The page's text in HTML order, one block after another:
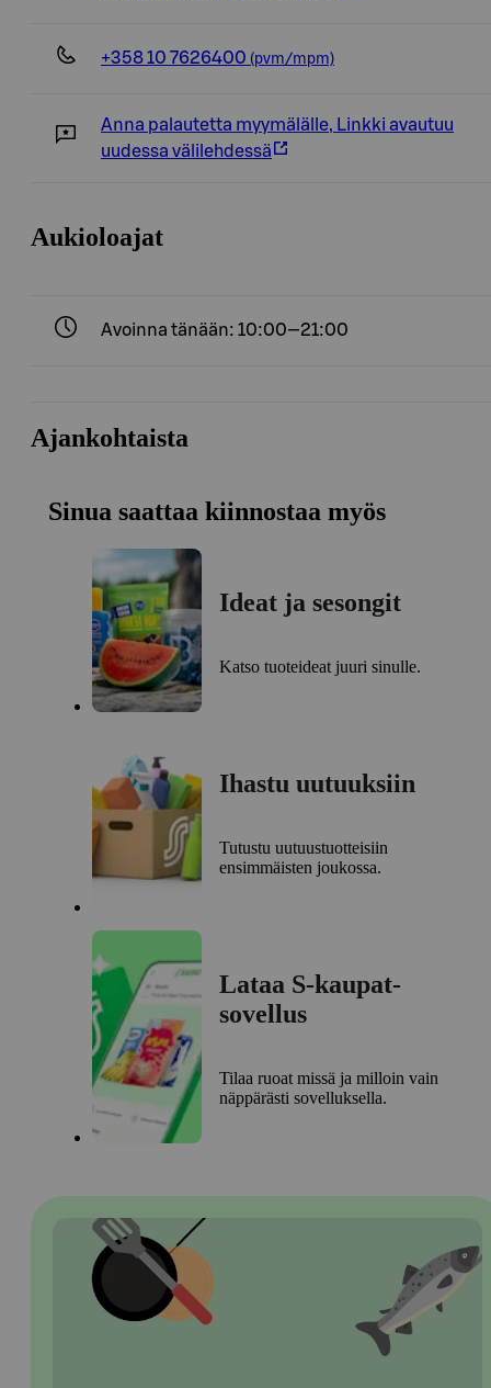
+358 10 7626400 (pvm/mpm)
Anna palautetta myymälälle, Linkki avautuu
uudessa välilehdessä
Aukioloajat
Avoinna tänään: 10:00—21:00
Ajankohtaista
Sinua saattaa kiinnostaa myös
Ideat ja sesongit
Katso tuoteideat juuri sinulle.
Ihastu uutuuksiin
Tutustu uutuustuotteisiin
ensimmäisten joukossa.
Lataa S-kaupat-
sovellus
Tilaa ruoat missä ja milloin vain
näppärästi sovelluksella.